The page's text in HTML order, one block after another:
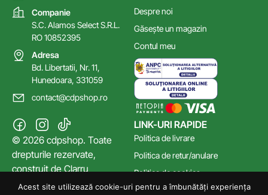
LINK-URI RAPIDE
Politica de livrare
Politica de retur/anulare
Politica de cookies
Poltica de confidențialitate
Despre noi
Găsește un magazin
Contul meu
Companie
S.C. Alamos Select S.R.L.
RO 10852395
Adresa
Bd. Libertatii, Nr. 11,
Hunedoara, 331059
contact@cdpshop.ro
© 2026 cdpshop. Toate
drepturile rezervate,
construit deClarru
Acest site utilizează cookie-uri pentru a îmbunătăți experiența